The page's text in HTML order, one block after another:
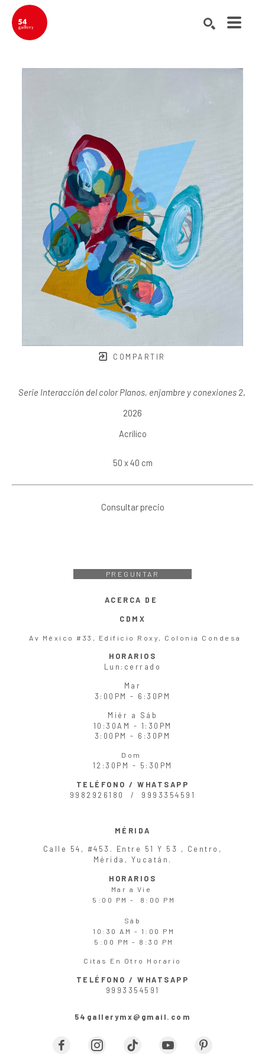
COMPARTIR
Serie Interacción del color Planos, enjambre y conexiones 2,
2026
Acrílico
50 x 40 cm
Consultar precio
PREGUNTAR
ACERCA DE
CDMX
Av México #33, Edificio Roxy, Colonia Condesa
HORARIOS
Lun :cerrado
Mar
3:00PM - 6:30PM
Miér a
Sáb
10:30AM - 1:30PM
3:00PM - 6:30PM
Dom
12:30PM - 5:30PM
TELÉFONO / WHATSAPP
9982926180 / 9993354591
MÉRIDA
Calle 54, #453. Entre 51 Y 53 , Centro,
Mérida, Yucatán.
HORARIOS
Mar a Vie
5:00 PM - 8:00 PM
Sáb
10:30 AM - 1:00 PM
5:00 PM - 8:30 PM
Citas En Otro Horario
TELÉFONO / WHATSAPP
9993354591
54gallerymx@gmail.com